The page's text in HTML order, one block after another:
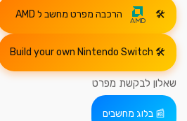
הרכבה מפרט מחשב ל AMD
Build your own Nintendo Switch
שאלון לבקשת מפרט
בלוג מחשבים